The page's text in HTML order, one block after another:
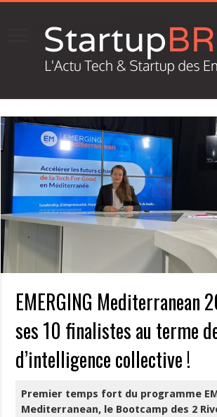
EMERGING Mediterranean
ses 10 finalistes au terme
d’intelligence collective !
Premier temps fort du programme
Mediterranean, le Bootcamp des 2